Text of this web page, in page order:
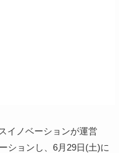
イノベーションが運営
ションし、6月29日(土)に